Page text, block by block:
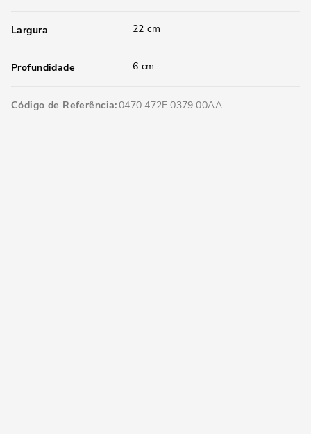
Largura 22 cm
Profundidade 6 cm
Código de Referência 0470.472E.0379.00AA